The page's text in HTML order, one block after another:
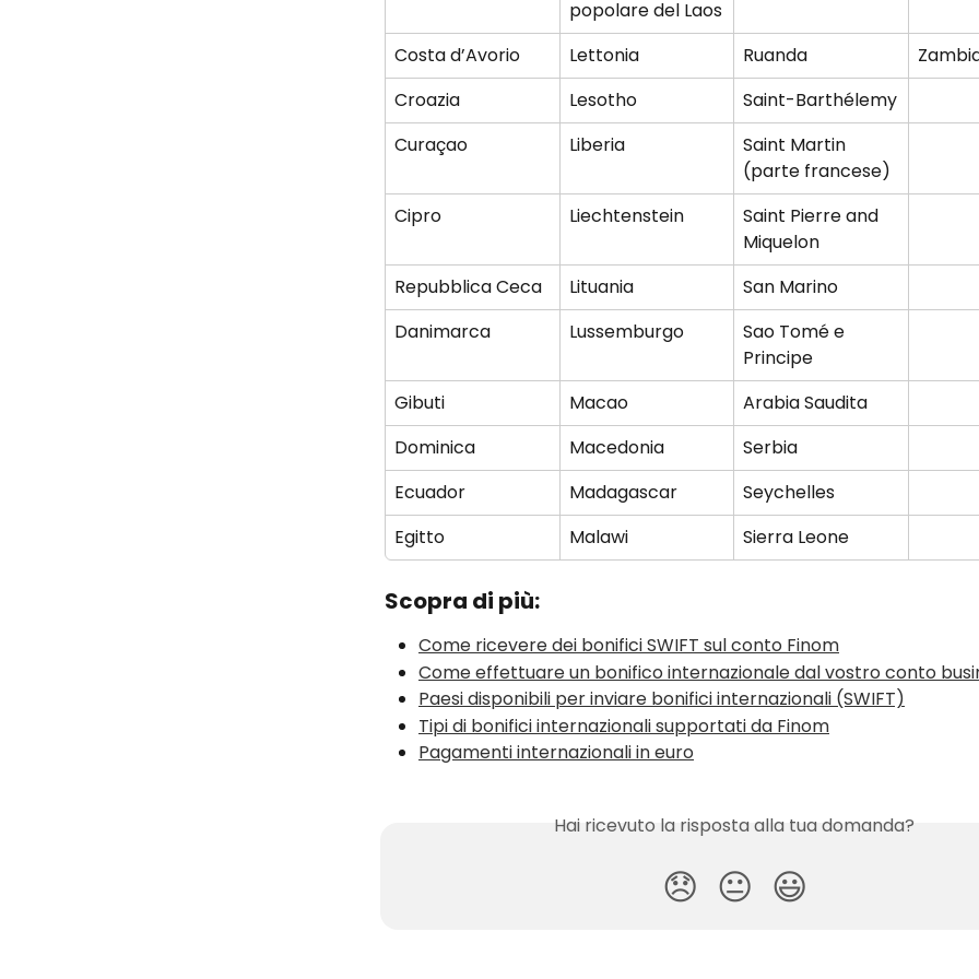
popolare del Laos
Costa d’Avorio
Lettonia Ruanda
Croazia
Lesotho
Saint-Barthélemy
Curaçao
Liberia
Saint Martin
(parte francese)
Cipro
Liechtenstein
Saint Pierre and
Miquelon
Repubblica Ceca
Lituania
San Marino
Danimarca
Lussemburgo
Sao Tomé e
Principe
Gibuti
Macao
Arabia Saudita
Dominica
Macedonia
Serbia
Ecuador
Madagascar
Seychelles
Egitto
Malawi Sierra Leone
Scopra di più:
Come ricevere dei bonifici SWIFT sul conto Finom
Come effettuare un bonifico internazionale dal vostro conto
Paesi disponibili per inviare bonifici internazionali (SWIFT)
Tipi di bonifici internazionali supportati da Finom
Pagamenti internazionali in euro
Hai ricevuto la risposta alla tua domanda?
😞 😐 😃